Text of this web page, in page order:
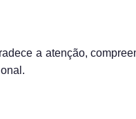
a atenção,